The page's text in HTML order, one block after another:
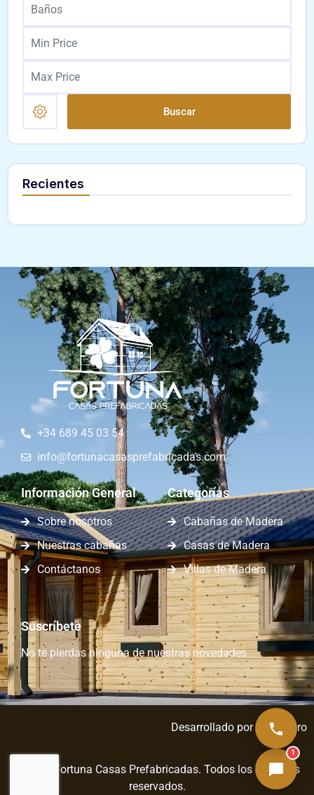
Buscar
Recientes
+34 689 45 03 54
info@fortunacasasprefabricadas.com
Información General
Sobre nosotros
Nuestras cabañas
Contáctanos
Categorías
Cabañas de Madera
Casas de Madera
Villas de Madera
Suscríbete
No te pierdas ninguna de nuestras novedades
© 2026 Fortuna Casas Prefabricadas. Todos los derechos
reservados.
Desarrollado porCapa Zero
1